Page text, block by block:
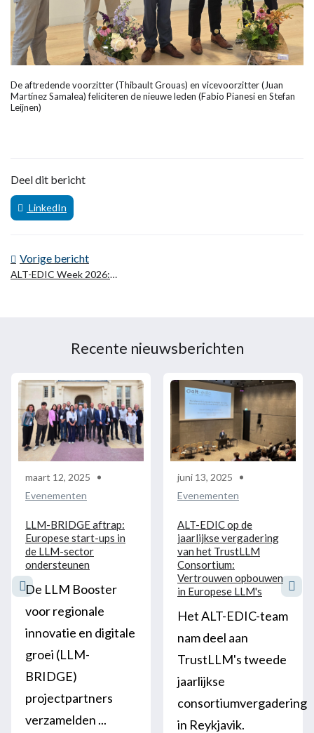
De aftredende voorzitter (Thibault Grouas) en vicevoorzitter (Juan
Martínez Samalea) feliciteren de nieuwe leden (Fabio Pianesi en Stefan
Leijnen)
Deel dit bericht
LinkedIn
Vorige bericht
ALT-EDIC Week 2026:
Recente nieuwsberichten
maart 12, 2025
Evenementen
LLM-BRIDGE aftrap:
Europese start-ups in
de LLM-sector
ondersteunen
De LLM Booster
voor regionale
innovatie en digitale
groei (LLM-
BRIDGE)
projectpartners
verzamelden ...
juni 13, 2025
Evenementen
ALT-EDIC op de
jaarlijkse vergadering
van het TrustLLM
Consortium:
Vertrouwen opbouwen
in Europese LLM's
Het ALT-EDIC-team
nam deel aan
TrustLLM's tweede
jaarlijkse
consortiumvergadering
in Reykjavik.